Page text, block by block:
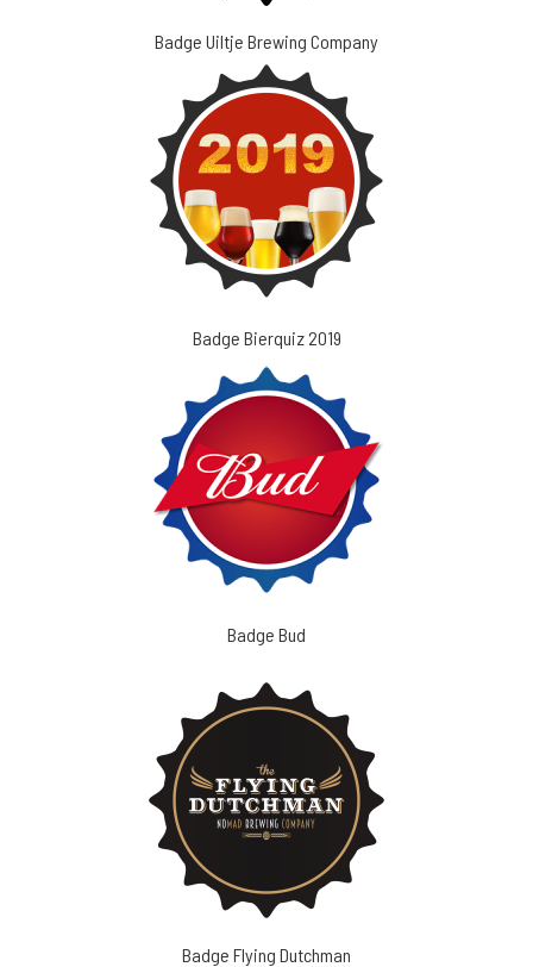
Badge Uiltje Brewing Company
Badge Bierquiz 2019
Badge Bud
Badge Flying Dutchman